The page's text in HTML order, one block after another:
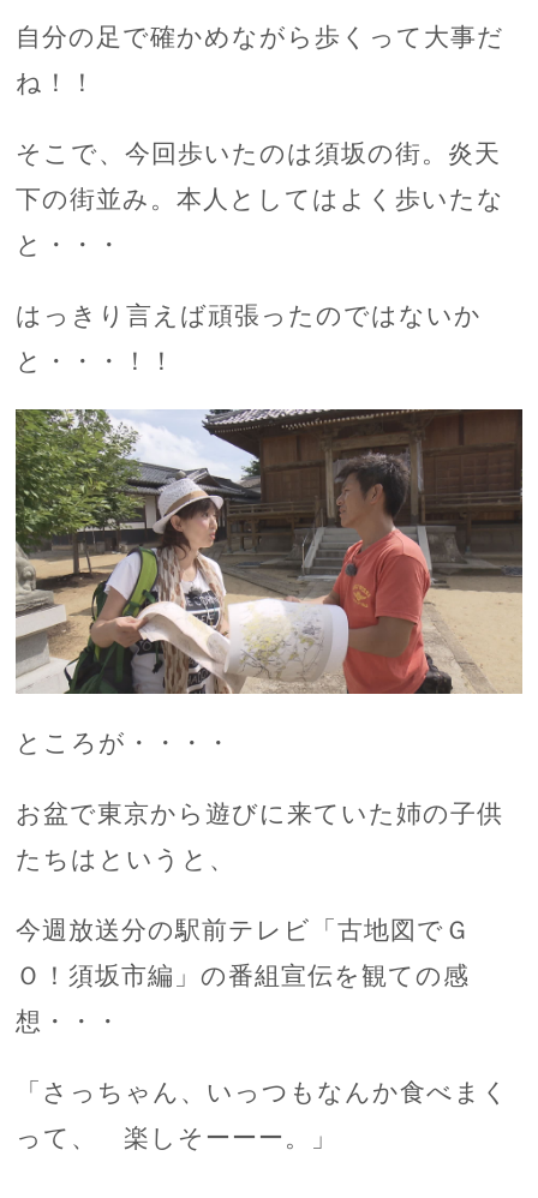
自分の足で確かめながら歩くって大事だ
ね！！
そこで、今回歩いたのは須坂の街。炎天
下の街並み。本人としてはよく歩いたな
と・・・
はっきり言えば頑張ったのではないか
と・・・！！
ところが・・・・
お盆で東京から遊びに来ていた姉の子供
たちはというと、
今週放送分の駅前テレビ「古地図でＧ
Ｏ！須坂市編」の番組宣伝を観ての感
想・・・
「さっちゃん、いっつもなんか食べまく
って、 楽しそーーー。」